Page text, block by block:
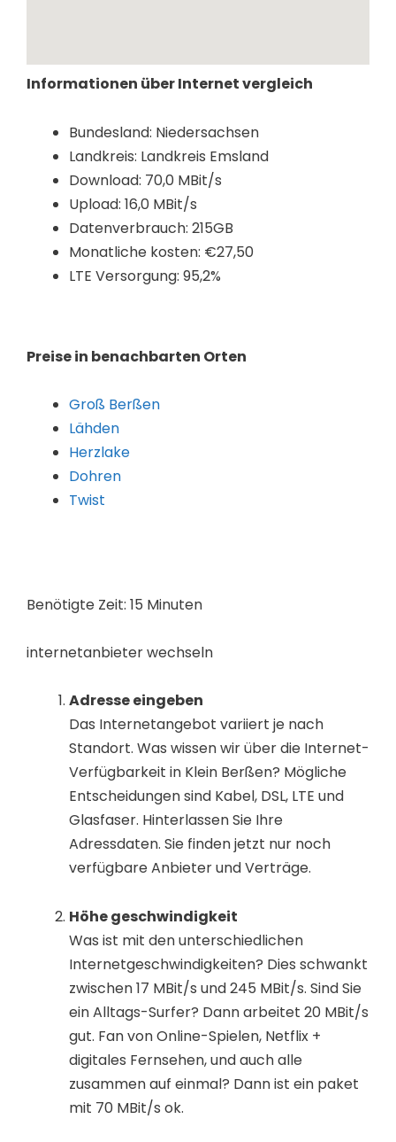
Informationen über Internet vergleich
Bundesland: Niedersachsen
Landkreis: Landkreis Emsland
Download: 70,0 MBit/s
Upload: 16,0 MBit/s
Datenverbrauch: 215GB
Monatliche kosten: €27,50
LTE Versorgung: 95,2%
Preise in benachbarten Orten
Groß Berßen
Lähden
Herzlake
Dohren
Twist
Benötigte Zeit: 15 Minuten
internetanbieter wechseln
Adresse eingeben
Das Internetangebot variiert je nach
Standort. Was wissen wir über die Internet-
Verfügbarkeit in Klein Berßen? Mögliche
Entscheidungen sind Kabel, DSL, LTE und
Glasfaser. Hinterlassen Sie Ihre
Adressdaten. Sie finden jetzt nur noch
verfügbare Anbieter und Verträge.
Höhe geschwindigkeit
Was ist mit den unterschiedlichen
Internetgeschwindigkeiten? Dies schwankt
zwischen 17 MBit/s und 245 MBit/s. Sind Sie
ein Alltags-Surfer? Dann arbeitet 20 MBit/s
gut. Fan von Online-Spielen, Netflix +
digitales Fernsehen, und auch alle
zusammen auf einmal? Dann ist ein paket
mit 70 MBit/s ok.